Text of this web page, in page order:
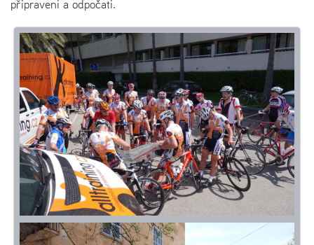
připraveni a odpočati.